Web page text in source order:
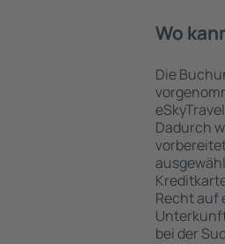
Wo
Die
Dadurch
Recht auf
bei der